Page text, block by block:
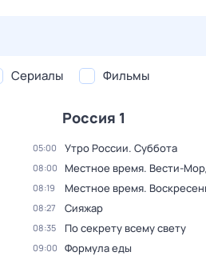
Сериалы Фильмы
Россия 1
05:00 Утро России. Суббота
08:00 Местное время. Вести-
08:19 Местное время.
08:27 Сияжар
08:35 По секрету всему свету
09:00 Формула еды